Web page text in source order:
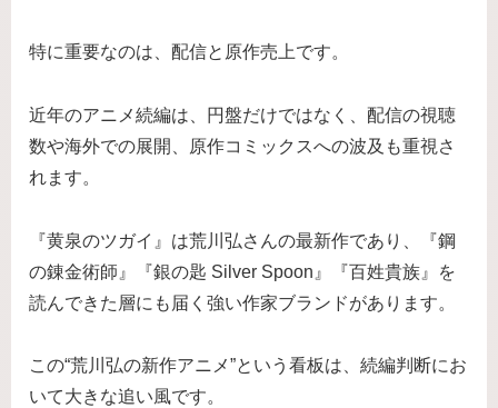
特に重要なのは、配信と原作売上です。
近年のアニメ続編は、円盤だけではなく、配信の視聴
数や海外での展開、原作コミックスへの波及も重視さ
れます。
『黄泉のツガイ』は荒川弘さんの最新作であり、『鋼
の錬金術師』『銀の匙 Silver Spoon』『百姓貴族』を
読んできた層にも届く強い作家ブランドがあります。
この“荒川弘の新作アニメ”という看板は、続編判断にお
いて大きな追い風です。